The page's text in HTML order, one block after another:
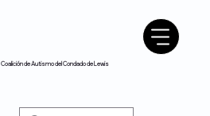
Coalición de Autismo del Condado de Lewis